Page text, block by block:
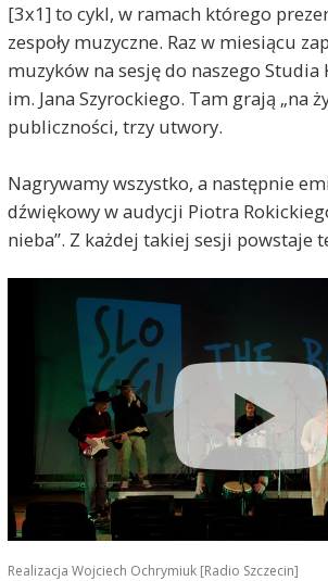
[3x1] to cykl, w ramach którego
zespoły muzyczne. Raz w miesiącu
muzyków na sesję do naszego Studia
im. Jana Szyrockiego. Tam grają „na
publiczności, trzy utwory.
Nagrywamy wszystko, a następnie
dźwiękowy w audycji Piotra
nieba”. Z każdej takiej sesji powstaje
Realizacja Wojciech Ochrymiuk [Radio Szczecin]